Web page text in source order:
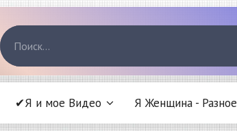
✔Я и мое Видео Я Женщина - Разное